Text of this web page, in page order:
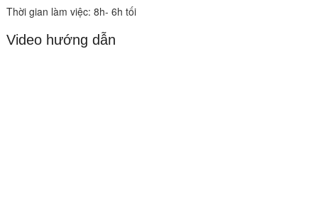
Thời gian làm việc: 8h- 6h tối
Video hướng dẫn